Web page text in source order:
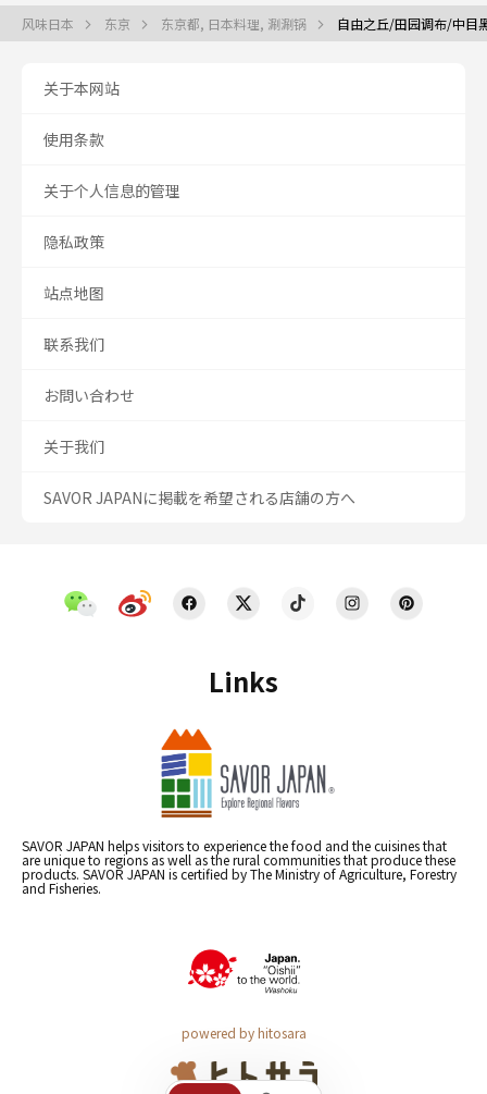
风味日本 东京 东京都, 日本料理, 涮涮锅 自由之丘/田园调布/中目
Links
SAVOR JAPAN helps visitors to experience the food and the cuisines that
are unique to regions as well as the rural communities that produce these
products. SAVOR JAPAN is certified by The Ministry of Agriculture, Forestry
and Fisheries.
powered by hitosara
关于本网站
使用条款
关于个人信息的管理
隐私政策
站点地图
联系我们
お問い合わせ
关于我们
SAVOR JAPANに掲載を希望される店舗の方へ